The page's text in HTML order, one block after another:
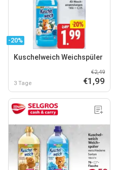
-20%
Kuschelweich Weichspüler
3 Tage
€2,49
€1,99